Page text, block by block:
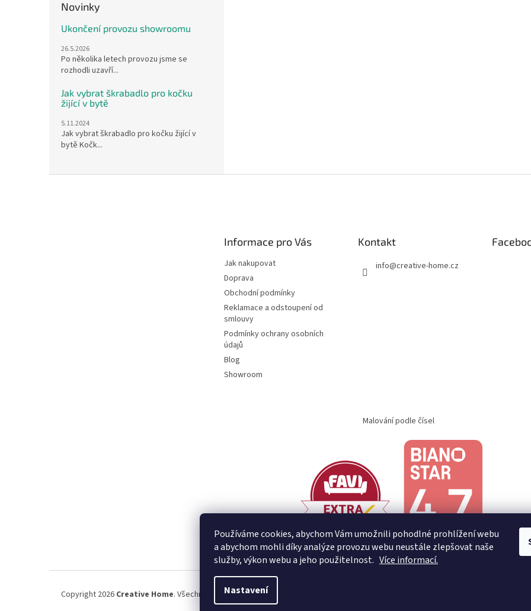
Používáme cookies, abychom Vám umožnili pohodlné prohlížení webu
a abychom mohli díky analýze provozu webu neustále zlepšovat naše
služby, výkon webu a jeho použitelnost. Více informací.
Nastavení
Novinky
Ukončení provozu showroomu
26.5.2026
Po několika letech provozu jsme se
rozhodli uzavří...
Jak vybrat škrabadlo pro kočku
žijící v bytě
5.11.2024
Jak vybrat škrabadlo pro kočku žijící v
bytě Kočk...
Informace pro Vás
Jak nakupovat
Doprava
Obchodní podmínky
Reklamace a odstoupení od
smlouvy
Podmínky ochrany osobních
údajů
Blog
Showroom
Kontakt
info@creative-home.cz
Malování podle čísel
Copyright 2026 Creative Home. Všechna práva vyhrazena.